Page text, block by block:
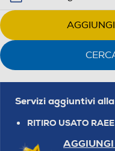
Servizi aggiuntivi
RITIRO USATO RAEE